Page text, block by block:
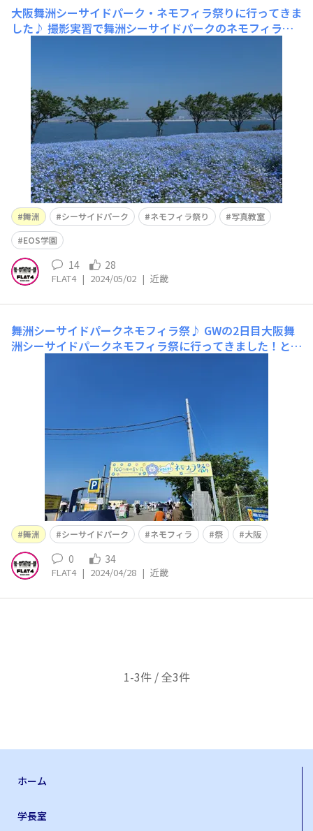
大阪舞洲シーサイドパーク・ネモフィラ祭りに行ってきま
した♪ 撮影実習で舞洲シーサイドパークのネモフィラ祭
ったです。集合までにチケットを購入。通常1,500円前売
り1,400円がJAF割引で1,300円で
舞洲 シーサイドパーク ネモフィラ祭り
写真教室
EOS学園
14 28
FLAT4 | 2024/05/02 | 近畿
舞洲シーサイドパークネモフィラ祭♪ GWの2日目大阪舞
洲シーサイドパークネモフィラ祭に行ってきました！とり
人の人が来てたと思います。 大阪府民ですが、アクセス
舞洲 シーサイドパーク ネモフィラ 祭 大阪
0 34
FLAT4 | 2024/04/28 | 近畿
1-3件 / 全3件
ホーム
学長室